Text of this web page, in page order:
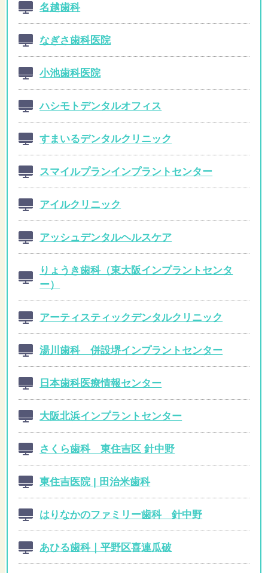
名越歯科
なぎさ歯科医院
小池歯科医院
ハシモトデンタルオフィス
すまいるデンタルクリニック
スマイルプランインプラントセンター
アイルクリニック
アッシュデンタルヘルスケア
りょうき歯科（東大阪インプラントセンタ
ー）
アーティスティックデンタルクリニック
湯川歯科 併設堺インプラントセンター
日本歯科医療情報センター
大阪北浜インプラントセンター
さくら歯科 東住吉区 針中野
東住吉医院 | 田治米歯科
はりなかのファミリー歯科 針中野
あひる歯科｜平野区喜連瓜破